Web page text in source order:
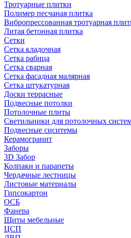
Тротуарные плитки
Полимер песчаная плитка
Вибропрессованная тротуарная
Литая бетонная плитка
Сетки
Сетка кладочная
Сетка рабица
Сетка сварная
Сетка фасадная малярная
Сетка штукатурная
Доски террасные
Подвесные потолки
Потолочные плиты
Светильники для потолочных
Подвесные сиситемы
Керамогранит
Заборы
3D Забор
Колпаки и парапеты
Чердачные лестницы
Листовые материалы
Гипсокартон
ОСБ
Фанера
Щиты мебельные
ЦСП